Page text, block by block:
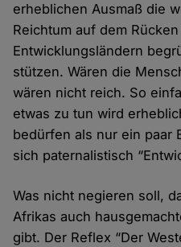
erheblichen Ausmaß die
Reichtum auf dem
Entwicklungsländern
stützen. Wären die
wären nicht reich. So
etwas zu tun wird
bedürfen als nur ein paar
sich paternalistisch
Was nicht negieren soll,
Afrikas auch
gibt. Der Reflex “Der